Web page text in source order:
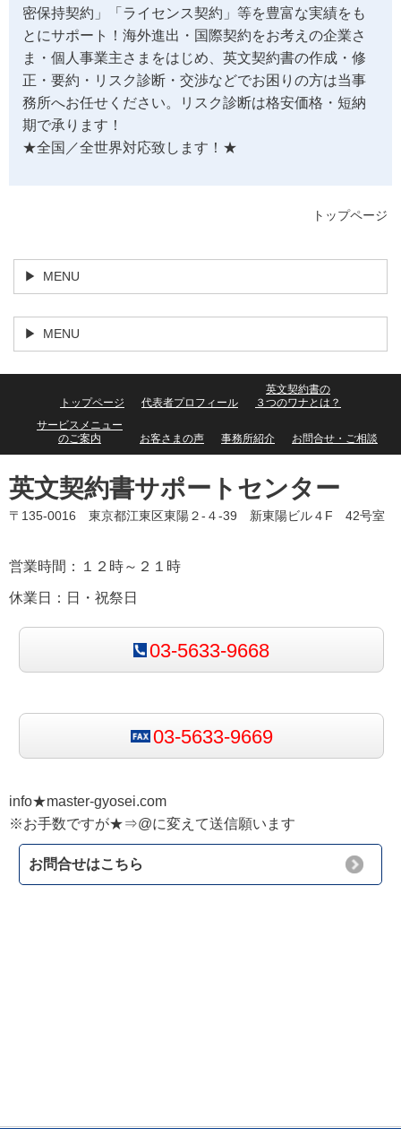
密保持契約」「ライセンス契約」等を豊富な実績をも
とにサポート！海外進出・国際契約をお考えの企業さ
ま・個人事業主さまをはじめ、英文契約書の作成・修
正・要約・リスク診断・交渉などでお困りの方は当事
務所へお任せください。リスク診断は格安価格・短納
期で承ります！
★全国／全世界対応致します！★
トップページ
MENU
MENU
トップページ 代表者プロフィール
英文契約書の
３つのワナとは？
サービスメニュー
のご案内
お客さまの声 事務所紹介 お問合せ・ご相談
英文契約書サポートセンター
〒135-0016 東京都江東区東陽２-４-39 新東陽ビル４F 42号室
営業時間：１２時～２１時
休業日：日・祝祭日
03-5633-9668
03-5633-9669
info★master-gyosei.com
※お手数ですが★⇒@に変えて送信願います
お問合せはこちら